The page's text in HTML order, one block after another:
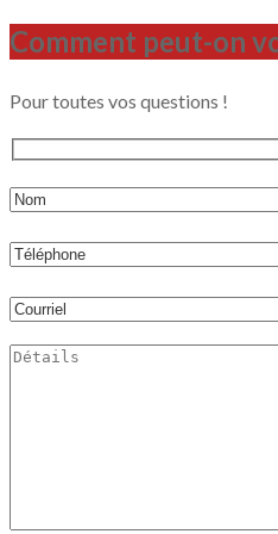
Comment peut-on
Pour toutes vos questions !